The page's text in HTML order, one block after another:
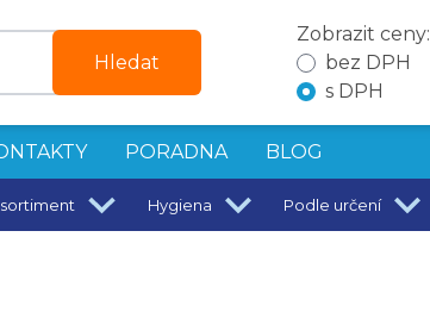
Hledat
Zobrazit ceny:
bez DPH
s DPH
PORADNA BLOG
Hygiena Podle určení